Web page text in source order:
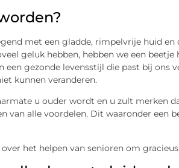
met een gladde, rimpelvrije huid en
geluk hebben, hebben we een beetje
gezonde levensstijl die past bij ons
kunnen veranderen.
u ouder wordt en u zult merken
van alle voordelen. Dit waaronder een
het helpen van senioren om